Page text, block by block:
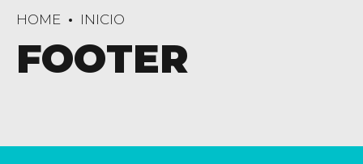
HOME INICIO
FOOTER